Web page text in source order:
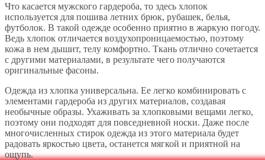
Что касается мужского гардероба, то здесь хлопок
используется для пошива летних брюк, рубашек, белья,
футболок. В такой одежде особенно приятно в жаркую погоду.
Ведь хлопок отличается воздухопроницаемостью, поэтому
кожа в нем дышит, телу комфортно. Ткань отлично сочетается
с другими материалами, в результате чего получаются
оригинальные фасоны.
Одежда из хлопка универсальна. Ее легко комбинировать с
элементами гардероба из других материалов, создавая
необычные образы. Ухаживать за хлопковыми вещами легко,
поэтому они подходят для повседневной носки. Даже после
многочисленных стирок одежда из этого материала будет
радовать яркостью цвета, останется мягкой и приятной на
ощупь.